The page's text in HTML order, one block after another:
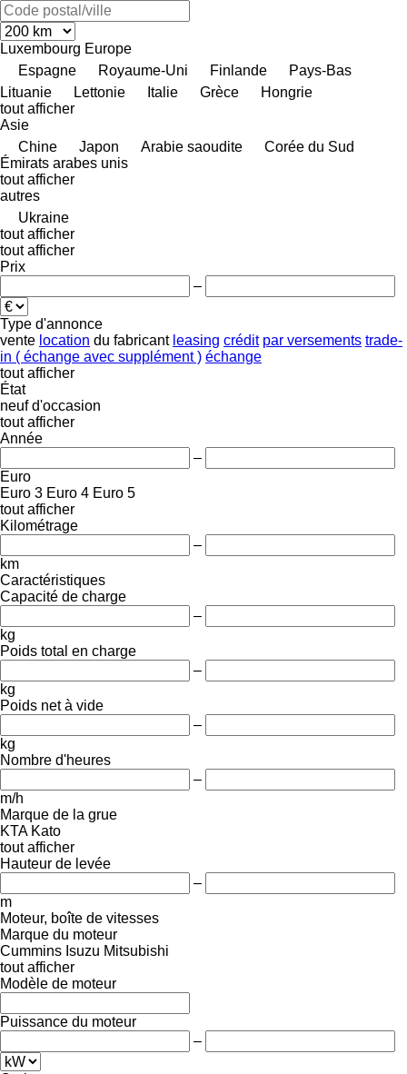
Luxembourg Europe
Espagne
Royaume-Uni Finlande
Pays-Bas
Lituanie
Lettonie Italie Grèce
Hongrie
tout afficher
Asie
Chine
Japon Arabie saoudite
Corée du Sud
Émirats arabes unis
tout afficher
autres
Ukraine
tout afficher
tout afficher
Prix
–
Type d'annonce
vente location du fabricant leasing crédit par versements trade-
in ( échange avec supplément ) échange
tout afficher
État
neuf d'occasion
tout afficher
Année
–
Euro
Euro 3 Euro 4 Euro 5
tout afficher
Kilométrage
–
km
Caractéristiques
Capacité de charge
–
kg
Poids total en charge
–
kg
Poids net à vide
–
kg
Nombre d'heures
–
m/h
Marque de la grue
KTA Kato
tout afficher
Hauteur de levée
–
m
Moteur, boîte de vitesses
Marque du moteur
Cummins Isuzu Mitsubishi
tout afficher
Modèle de moteur
Puissance du moteur
–